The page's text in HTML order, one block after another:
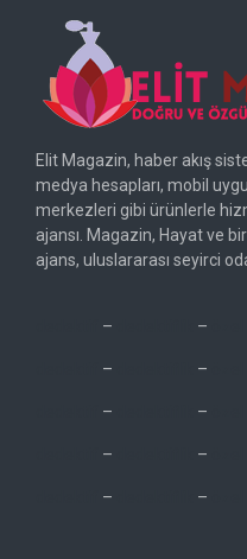
Elit Magazin, haber akış
medya hesapları, mobil
merkezleri gibi ürünlerle
ajansı. Magazin, Hayat ve
ajans, uluslararası seyirci
– –
– –
– –
– –
– –